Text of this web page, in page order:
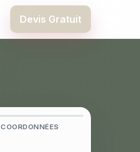
Devis Gratuit
COORDONNÉES